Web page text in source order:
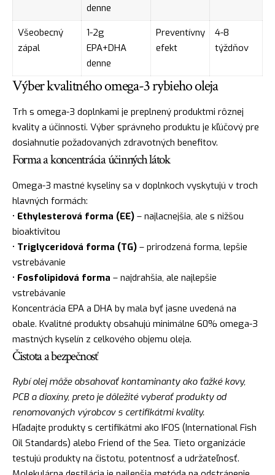
denne
Všeobecný
zápal
1-2g
EPA+DHA
denne
Preventívny
efekt
4-8
týždňov
Výber kvalitného omega-3 rybieho oleja
Trh s omega-3 doplnkami je preplnený produktmi rôznej
kvality a účinnosti. Výber správneho produktu je kľúčový pre
dosiahnutie požadovaných zdravotných benefitov.
Forma a koncentrácia účinných látok
Omega-3 mastné kyseliny sa v doplnkoch vyskytujú v troch
hlavných formách:
• Ethylesterová forma (EE) – najlacnejšia, ale s nižšou
bioaktivitou
• Triglyceridová forma (TG) – prirodzená forma, lepšie
vstrebávanie
• Fosfolipidová forma – najdrahšia, ale najlepšie
vstrebávanie
Koncentrácia EPA a DHA by mala byť jasne uvedená na
obale. Kvalitné produkty obsahujú minimálne 60% omega-3
mastných kyselín z celkového objemu oleja.
Čistota a bezpečnosť
Rybí olej môže obsahovať kontaminanty ako ťažké kovy,
PCB a dioxíny, preto je dôležité vyberať produkty od
renomovaných výrobcov s certifikátmi kvality.
Hľadajte produkty s certifikátmi ako IFOS (International Fish
Oil Standards) alebo Friend of the Sea. Tieto organizácie
testujú produkty na čistotu, potentnosť a udržateľnosť.